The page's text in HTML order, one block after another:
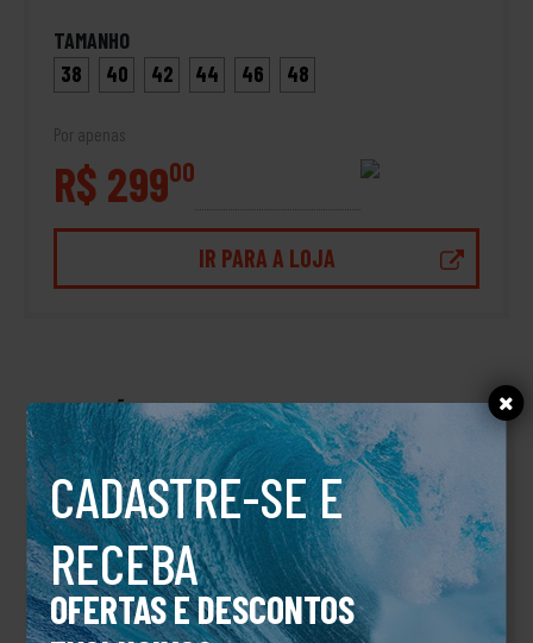
CADASTRE-SE E
RECEBA
OFERTAS E DESCONTOS
TAMANHO
38
40 42 44 46 48
Por apenas
R$ 29900
IR PARA A LOJA
DESCRIÇÃO
BERMUDA JEANS 73 BLUE
TALVEZ VOCÊ TAMBÉM GOSTE